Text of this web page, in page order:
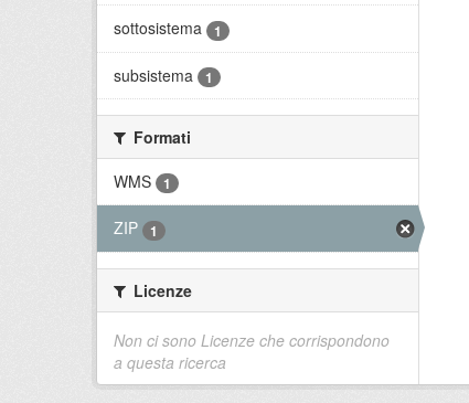
sottosistema 1
subsistema 1
Formati
WMS
1
ZIP 1
Licenze
Non ci sono Licenze che corrispondono
a questa ricerca